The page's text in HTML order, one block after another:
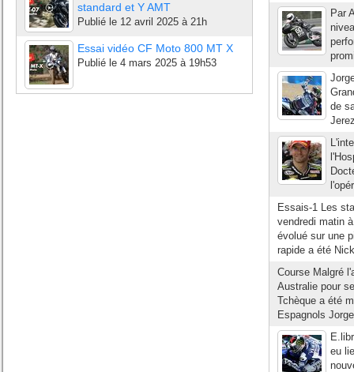
standard et Y AMT
Publié le 12 avril 2025 à 21h
Essai vidéo CF Moto 800 MT X
Publié le 4 mars 2025 à 19h53
Par
de
Essais-1 Les
vendredi matin
évolué sur une
rapide a été
Course Malgré
Australie pour
Tchèque a été
Espagnols
eu